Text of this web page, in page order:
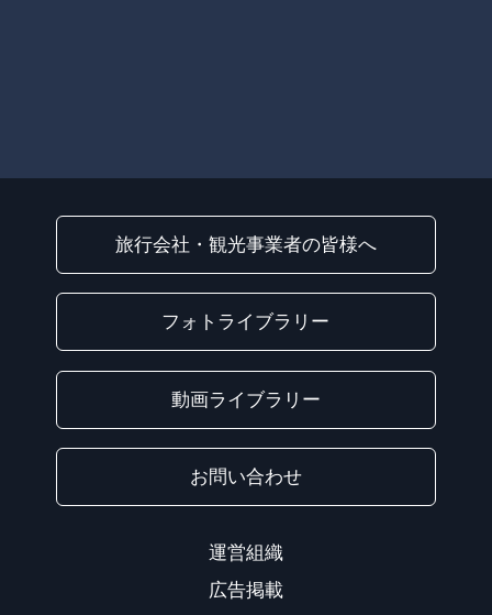
旅行会社・観光事業者の皆様へ
フォトライブラリー
動画ライブラリー
お問い合わせ
運営組織
広告掲載